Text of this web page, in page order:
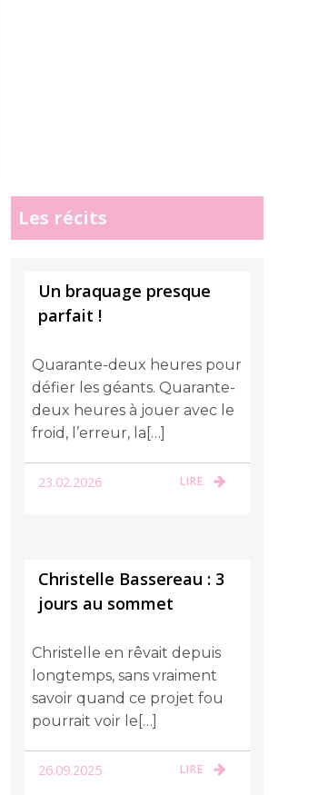
Les récits
Un braquage presque
parfait !
Quarante-deux heures pour
défier les géants. Quarante-
deux heures à jouer avec le
froid, l’erreur, la[…]
23.02.2026 LIRE
Christelle Bassereau : 3
jours au sommet
Christelle en rêvait depuis
longtemps, sans vraiment
savoir quand ce projet fou
pourrait voir le[…]
26.09.2025 LIRE